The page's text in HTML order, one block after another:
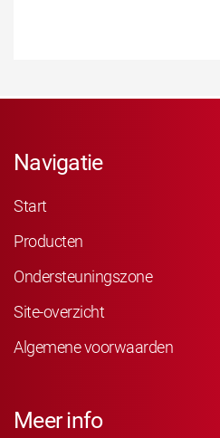
Navigatie
Start
Producten
Ondersteuningszone
Site-overzicht
Algemene voorwaarden
Meer info